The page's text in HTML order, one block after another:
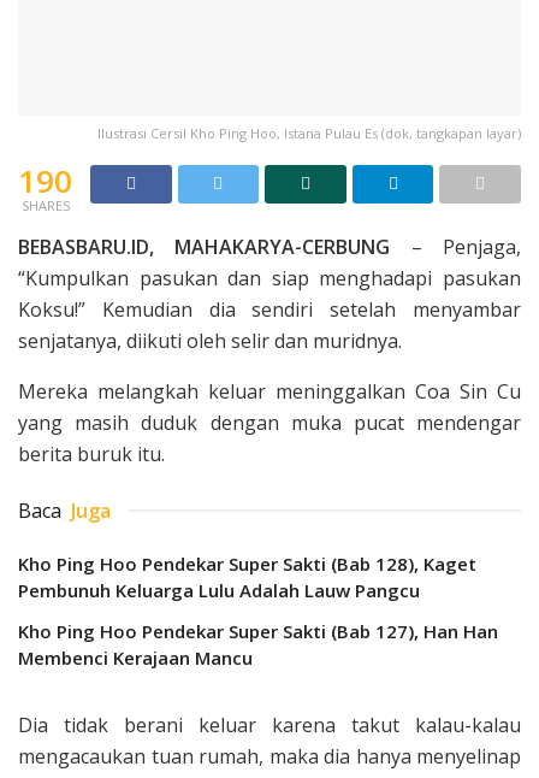
Ilustrasi Cersil Kho Ping Hoo, Istana Pulau Es (dok, tangkapan layar)
190
SHARES
BEBASBARU.ID, MAHAKARYA-CERBUNG – Penjaga,
“Kumpulkan pasukan dan siap menghadapi pasukan
Koksu!” Kemudian dia sendiri setelah menyambar
senjatanya, diikuti oleh selir dan muridnya.
Mereka melangkah keluar meninggalkan Coa Sin Cu
yang masih duduk dengan muka pucat mendengar
berita buruk itu.
Baca Juga
Kho Ping Hoo Pendekar Super Sakti (Bab 128), Kaget
Pembunuh Keluarga Lulu Adalah Lauw Pangcu
Kho Ping Hoo Pendekar Super Sakti (Bab 127), Han Han
Membenci Kerajaan Mancu
Dia tidak berani keluar karena takut kalau-kalau
mengacaukan tuan rumah, maka dia hanya menyelinap